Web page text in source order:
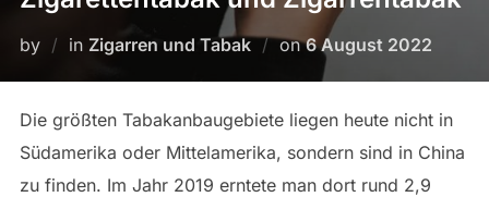
by in Zigarren und Tabak onPosted
on
6 August 2022
Die größten Tabakanbaugebiete liegen heute nicht in
Südamerika oder Mittelamerika, sondern sind in China
zu finden. Im Jahr 2019 erntete man dort rund 2,9